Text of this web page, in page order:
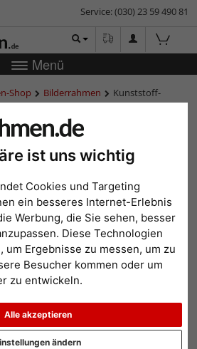
ist uns wichtig
Cookies und Targeting
ein besseres Internet-Erlebnis
Werbung, die Sie sehen, besser
Diese Technologien
um Ergebnisse zu messen, um zu
Besucher kommen oder um
zu entwickeln.
Alle akzeptieren
ändern
Service: (030) 23 59 490 81
Menü
Shop Bilderrahmen
Kunststoff-